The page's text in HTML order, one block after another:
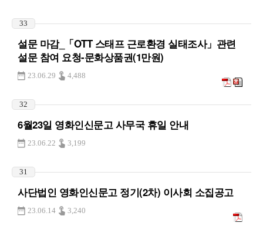
33
설문 마감_「OTT 스태프 근로환경 실태조사」관련
설문 참여 요청-문화상품권(1만원)
23.06.29 4,488
32
6월23일 영화인신문고 사무국 휴일 안내
23.06.22 3,199
31
사단법인 영화인신문고 정기(2차) 이사회 소집공고
23.06.14 3,240